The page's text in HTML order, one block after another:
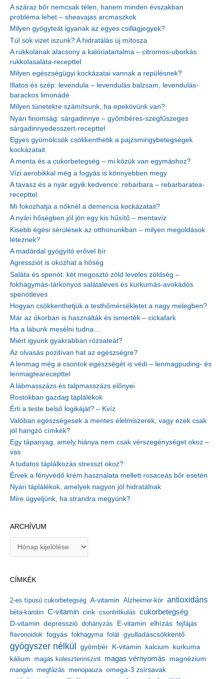
A száraz bőr nemcsak télen, hanem minden évszakban
probléma lehet – sheavajas arcmaszkok
Milyen gyógyteát igyanak az egyes csillagjegyek?
Túl sok vizet iszunk? A hidratálás új mítosza
A rukkolának alacsony a kalóriatartalma – citromos-uborkás
rukkolasaláta-recepttel
Milyen egészségügyi kockázatai vannak a repülésnek?
Illatos és szép: levendula – levendulás balzsam, levendulás-
barackos limonádé
Milyen tünetekre számítsunk, ha epekövünk van?
Nyári finomság: sárgadinnye – gyömbéres-szegfűszeges
sárgadinnyedesszert-recepttel
Egyes gyümölcsök csökkenthetik a pajzsmirigybetegségek
kockázatait
A menta és a cukorbetegség – mi közük van egymáshoz?
Vízi aerobikkal még a fogyás is könnyebben megy
A tavasz és a nyár egyik kedvence: rebarbara – rebarbaratea-
recepttel
Mi fokozhatja a nőknél a demencia kockázatait?
A nyári hőségben jól jön egy kis hűsítő – mentavíz
Kisebb égési sérülések az otthonunkban – milyen megoldások
léteznek?
A madárdal gyógyító erővel bír
Agressziót is okozhat a hőség
Saláta és spenót: két megosztó zöld leveles zöldség –
fokhagymás-tárkonyos salátaleves és kurkumás-avokádós
spenótleves
Hogyan csökkenthetjük a testhőmérsékletet a nagy melegben?
Már az ókorban is használták és ismerték – cickafark
Ha a lábunk mesélni tudna…
Miért igyunk gyakrabban rózsateát?
Az olvasás pozitívan hat az egészségre?
A lenmag még a csontok egészségét is védi – lenmagpuding- és
lenmagtearecepttel
A lábmasszázs és talpmasszázs előnyei
Rostokban gazdag táplálékok
Érti a teste belső logikáját? – Kvíz
Valóban egészségesek a mentes élelmiszerek, vagy ezek csak
jól hangzó címkék?
Egy tápanyag, amely hiánya nem csak vérszegénységet okoz –
vas
A tudatos táplálkozás stresszt okoz?
Érvek a fényvédő krém használata mellett rosaceás bőr esetén
Nyári táplálékok, amelyek nagyon jól hidratálnak
Mire ügyeljünk, ha strandra megyünk?
ARCHÍVUM
í
u
m
CÍMKÉK
2-es típusú cukorbetegség A-vitamin Alzheimer-kór antioxidáns
béta-karotin C-vitamin cink csontritkulás cukorbetegség
D-vitamin depresszió dohányzás E-vitamin elhízás fejfájás
flavonoidok fogyás fokhagyma folát gyulladáscsökkentő
gyógyszer nélkül gyömbér K-vitamin kalcium kurkuma
kálium magas koleszterinszint magas vérnyomás magnézium
mangán megfázás menopauza omega-3 zsírsavak